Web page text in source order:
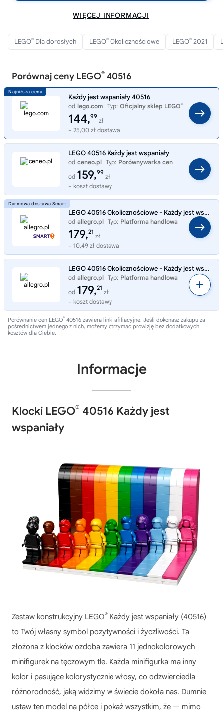
WIĘCEJ INFORMACJI
LEGO® Dla dorosłych LEGO® Okolicznościowe LEGO® 2021
Porównaj ceny LEGO® 40516
Każdy jest wspaniały 40516
od lego.com Typ: Oficjalny sklep LEGO®
144,99
zł
+ 25,00 zł dostawa
LEGO 40516 Każdy jest wspaniały
od ceneo.pl Typ: Porównywarka cen
od 159,99
zł
+ koszt dostawy
LEGO 40516 Okolicznościowe - Każdy jest wspaniały
od allegro.pl Typ: Platforma handlowa
179,21
zł
+ 10,49 zł dostawa
LEGO 40516 Okolicznościowe - Każdy jest wspaniały
od allegro.pl Typ: Platforma handlowa
od 179,21
zł
+ koszt dostawy
Porównanie cen LEGO® 40516 zawiera linki afiliacyjne. Jeśli dokonasz zakupu za
pośrednictwem jednego z nich, możemy otrzymać prowizję bez dodatkowych
kosztów dla Ciebie.
Informacje
Klocki LEGO® 40516 Każdy jest
wspaniały
Zestaw konstrukcyjny LEGO® Każdy jest wspaniały (40516)
to Twój własny symbol pozytywności i życzliwości. Ta
złożona z klocków ozdoba zawiera 11 jednokolorowych
minifigurek na tęczowym tle. Każda minifigurka ma inny
kolor i pasujące kolorystycznie włosy, co odzwierciedla
różnorodność, jaką widzimy w świecie dokoła nas. Dumnie
ustaw ten model na półce i pokaż wszystkim, że — mimo